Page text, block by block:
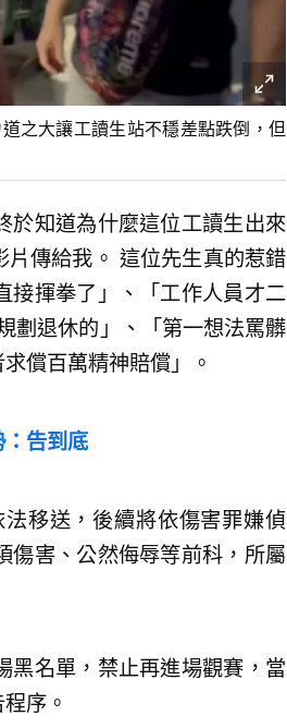
之大讓工讀生站不穩差點跌倒，但
於知道為什麼這位工讀生出來
傳給我。 這位先生真的惹錯
接揮拳了」、「工作人員才二
劃退休的」、「第一想法罵髒
償百萬精神賠償」。
告到底
移送，後續將依傷害罪嫌偵
傷害、公然侮辱等前科，所屬
黑名單，禁止再進場觀賽，當
序。